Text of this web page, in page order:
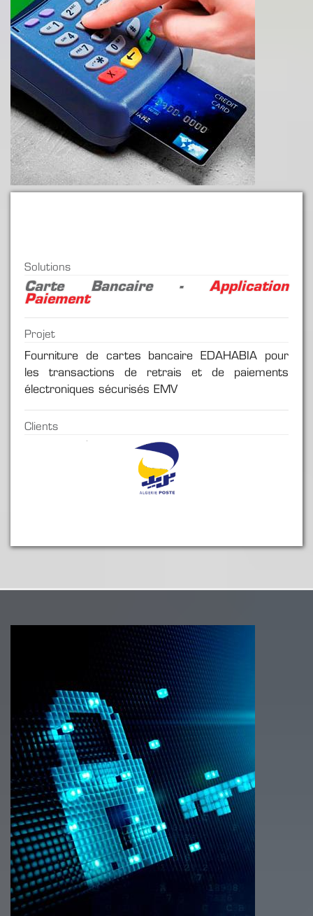
Solutions
Carte Bancaire - Application
Paiement
Projet
Fourniture de cartes bancaire EDAHABIA pour
les transactions de retrais et de paiements
électroniques sécurisés EMV
Clients